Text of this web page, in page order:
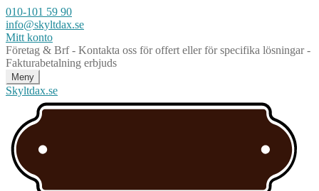
010-101 59 90
info@skyltdax.se
Mitt konto
Företag & Brf - Kontakta oss för offert eller för specifika lösningar -
Fakturabetalning erbjuds
Meny
Skyltdax.se